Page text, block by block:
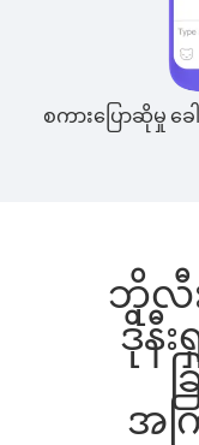
စကားပြောဆိုမှု ခေ
ဘိုလီ
ဒိုနီး
အက